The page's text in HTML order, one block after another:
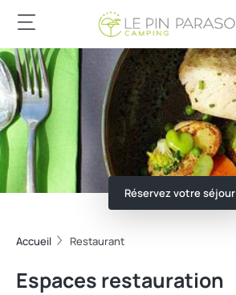
Réservez votre séjour
Accueil Restaurant
Espaces restauration